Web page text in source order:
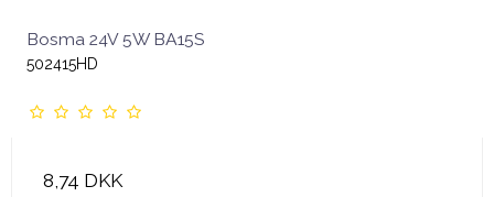
Bosma 24V 5W BA15S
502415HD
8,74 DKK